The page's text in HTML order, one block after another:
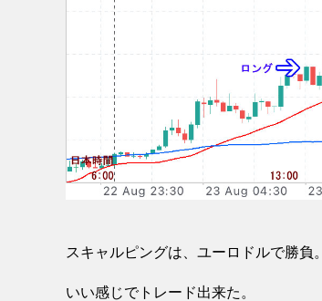
スキャルピングは、ユーロドルで勝負。
いい感じでトレード出来た。